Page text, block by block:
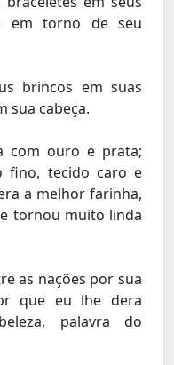
em torno de seu
brincos em suas
sua cabeça.
com ouro e prata;
fino, tecido caro e
a melhor farinha,
tornou muito linda
as nações por sua
que eu lhe dera
palavra do